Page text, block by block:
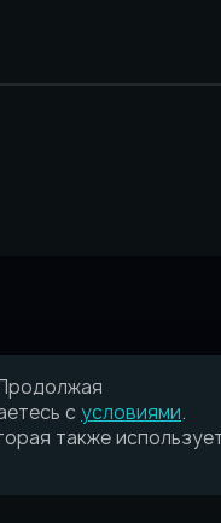
и массовых
с условиями.
также